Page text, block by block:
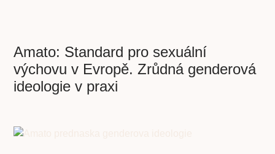
Amato: Standard pro sexuální
výchovu v Evropě. Zrůdná genderová
ideologie v praxi